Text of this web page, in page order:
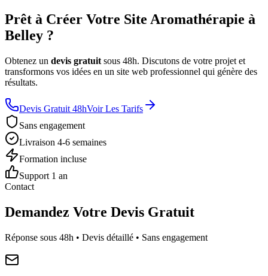
Prêt à Créer Votre Site Aromathérapie à
Belley ?
Obtenez un devis gratuit sous 48h. Discutons de votre projet et
transformons vos idées en un site web professionnel qui génère des
résultats.
Devis Gratuit 48hVoir Les Tarifs
Sans engagement
Livraison 4-6 semaines
Formation incluse
Support 1 an
Contact
Demandez Votre Devis Gratuit
Réponse sous 48h • Devis détaillé • Sans engagement